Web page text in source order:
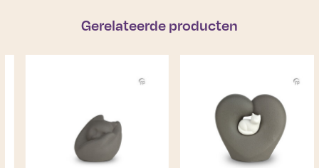
Gerelateerde producten